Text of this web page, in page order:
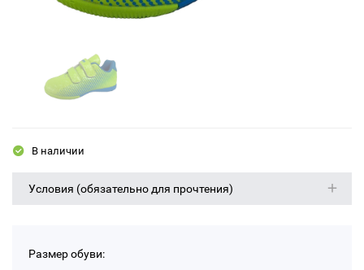
В наличии
Условия (обязательно для прочтения)
Размер обуви: